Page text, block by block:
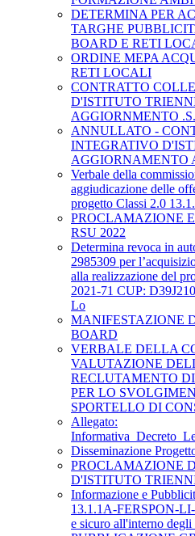
DETERMINA PER
TARGHE
BOARD E RETI
ORDINE MEPA
RETI LOCALI
CONTRATTO
D'ISTITUTO
AGGIORNMENTO
ANNULLATO -
INTEGRATIVO
AGGIORNAMENTO
Verbale della
aggiudicazione delle
progetto Classi 2.0
PROCLAMAZIONE
RSU 2022
Determina revoca in
2985309 per
alla realizzazione del
2021-71 CUP:
Lo
MANIFESTAZIONE
BOARD
VERBALE DELLA
VALUTAZIONE
RECLUTAMENTO DI
PER LO
SPORTELLO DI
Allegato:
Disseminazione
PROCLAMAZIONE
D'ISTITUTO
Informazione e
13.1.1A-FERSPON-
e sicuro all'interno